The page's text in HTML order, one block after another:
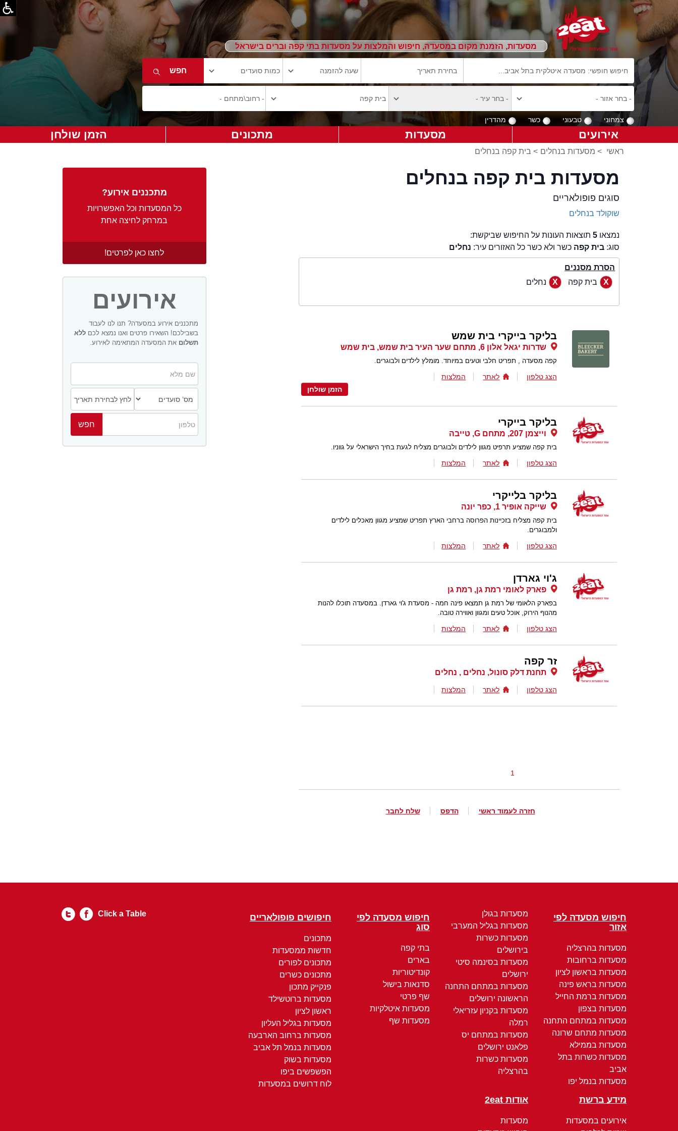
מסעדות, הזמנת מקום במסעדה, חיפוש והמלצות על מסעדות בתי קפה וברים בישראל
צמחוני טבעוני כשר מהדרין
אירועים מסעדות מתכונים הזמן שולחן
ראשי > מסעדות בנחלים > בית קפה בנחלים
מתכננים אירוע?
כל המסעדות וכל האפשרויות
במרחק לחיצה אחת
לחצו כאן לפרטים!
אירועים
מתכננים אירוע במסעדה? תנו לנו לעבוד
בשבילכם! השאירו פרטים ואנו נמצא לכם ללא
תשלום את המסעדה המתאימה לאירוע.
מסעדות בית קפה בנחלים
סוגים פופולאריים
שוקולד בנחלים
נמצאו 5תוצאות העונות על החיפוש שביקשת:
סוג: בית קפה כשר ולא כשר כל האזורים עיר: נחלים
הסרת מסננים
בית קפה
נחלים
בליקר בייקרי בית שמש
שדרות יגאל אלון 6, מתחם שער העיר בית שמש, בית שמש
קפה מסעדה , תפריט חלבי וטעים במיוחד. מומלץ לילדים ולבוגרים.
הצג טלפון לאתר
המלצות
הזמן שולחן
בליקר בייקרי
וייצמן 207, מתחם G, טייבה
בית קפה שמציע תרפיט מגוון לילדים ולבוגרים מצליח לגעת בחיך הישראלי על גווניו.
הצג טלפון לאתר המלצות
בליקר בלייקרי
שייקה אופיר 1, כפר יונה
בית קפה מצליח בזכיינות הפרוסה ברחבי הארץ תפריט שמציע מגוון מאכלים לילדים
ולמבוגרים.
הצג טלפון לאתר המלצות
ג'וי גארדן
פארק לאומי רמת גן, רמת גן
בפארק הלאומי של רמת גן תמצאו פינה חמה - מסעדת ג'וי גארדן. במסעדה תוכלו להנות
מהנוף הירוק, אוכל טעים ומגוון ואווירה טובה.
הצג טלפון לאתר המלצות
זר קפה
תחנת דלק סונול, נחלים , נחלים
הצג טלפון לאתר המלצות
1
חזרה לעמוד ראשי הדפס שלח לחבר
חיפוש מסעדה לפי
אזור
מסעדות בהרצליה
מסעדות ברחובות
מסעדות בראשון לציון
מסעדות בראש פינה
מסעדות ברמת החייל
מסעדות בצפון
מסעדות במתחם התחנה
מסעדות מתחם שרונה
מסעדות בממילא
מסעדות כשרות בתל
אביב
מסעדות בנמל יפו
מסעדות בגולן
מסעדות בגליל המערבי
מסעדות כשרות
בירושלים
מסעדות בסינמה סיטי
ירושלים
מסעדות במתחם התחנה
הראשונה ירושלים
מסעדות בקניון עזריאלי
רמלה
מסעדות במתחם יס
פלאנט ירושלים
מסעדות כשרות
בהרצליה
חיפוש מסעדה לפי
סוג
בתי קפה
בארים
קונדיטוריות
סדנאות בישול
שף פרטי
מסעדות איטלקיות
מסעדות שף
חיפושים פופולאריים
מתכונים
חדשות ממסעדות
מתכונים לפורים
מתכונים כשרים
פנקייק מתכון
מסעדות ברוטשילד
ראשון לציון
מסעדות בגליל העליון
מסעדות ברחוב הארבעה
מסעדות בנמל תל אביב
מסעדות בשוק
הפשפשים ביפו
לוח דרושים במסעדות
מידע ברשת
אירועים במסעדות
אודות 2eat
מסעדות
Click a Table